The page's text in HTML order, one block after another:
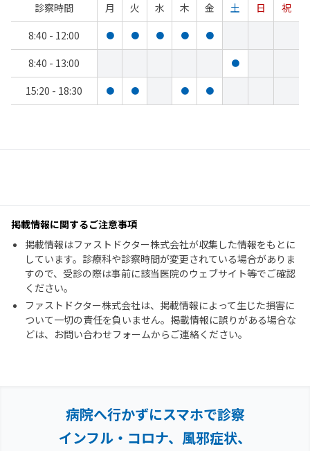
診察時間 月 火 水 木 金 土 日
祝
8:40 - 12:00
● ● ● ● ●
8:40 - 13:00 ●
15:20 - 18:30 ● ● ● ●
掲載情報に関するご注意事項
掲載情報はファストドクター株式会社が収集した情報をもとに
しています。診療科や診察時間が変更されている場合がありま
すので、受診の際は事前に該当医院のウェブサイト等でご確認
ください。
ファストドクター株式会社は、掲載情報によって生じた損害に
ついて一切の責任を負いません。掲載情報に誤りがある場合な
どは、お問い合わせフォームからご連絡ください。
病院へ行かずにスマホで診察
インフル・コロナ、風邪症状、